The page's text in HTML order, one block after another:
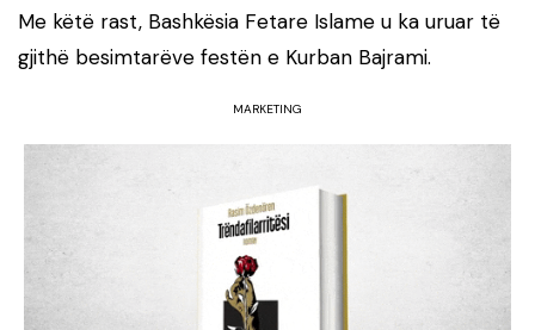
Me këtë rast, Bashkësia Fetare Islame u ka uruar të
gjithë besimtarëve festën e Kurban Bajrami.
MARKETING